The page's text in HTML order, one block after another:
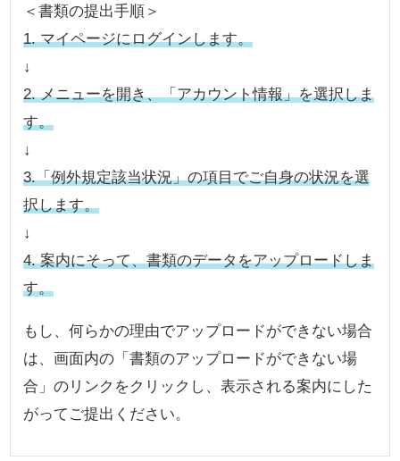
＜書類の提出手順＞
1. マイページにログインします。
↓
2. メニューを開き、「アカウント情報」を選択しま
す。
↓
3.「例外規定該当状況」の項目でご自身の状況を選
択します。
↓
4. 案内にそって、書類のデータをアップロードしま
す。
もし、何らかの理由でアップロードができない場合
は、画面内の「書類のアップロードができない場
合」のリンクをクリックし、表示される案内にした
がってご提出ください。